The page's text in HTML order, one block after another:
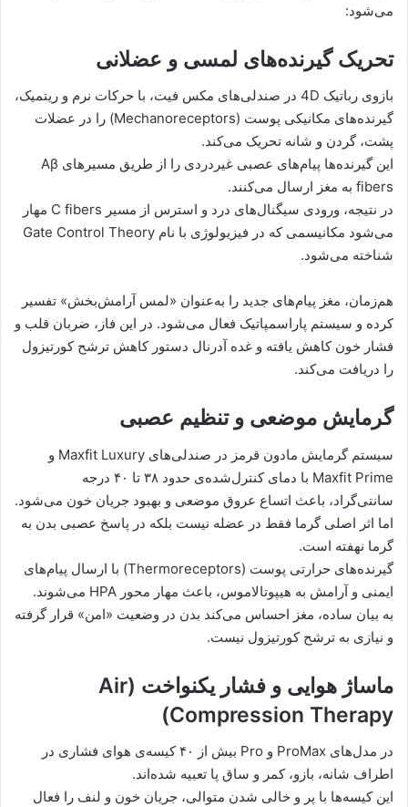
می‌شود:
تحریک گیرنده‌های لمسی و عضلانی
بازوی رباتیک 4D در صندلی‌های مکس فیت، با حرکات نرم و ریتمیک،
گیرنده‌های مکانیکی پوست (Mechanoreceptors) را در عضلات
پشت، گردن و شانه تحریک می‌کند.
این گیرنده‌ها پیام‌های عصبی غیر‌دردی را از طریق مسیرهای Aβ
fibers به مغز ارسال می‌کنند.
در نتیجه، ورودی سیگنال‌های درد و استرس از مسیر C fibers مهار
می‌شود مکانیسمی که در فیزیولوژی با نام Gate Control Theory
شناخته می‌شود.
هم‌زمان، مغز پیام‌های جدید را به‌عنوان «لمس آرامش‌بخش» تفسیر
کرده و سیستم پاراسمپاتیک فعال می‌شود. در این فاز، ضربان قلب و
فشار خون کاهش یافته و غده آدرنال دستور کاهش ترشح کورتیزول
را دریافت می‌کند.
گرمایش موضعی و تنظیم عصبی
سیستم گرمایش مادون قرمز در صندلی‌های Maxfit Luxury و
Maxfit Prime با دمای کنترل‌شده‌ی حدود ۳۸ تا ۴۰ درجه
سانتی‌گراد، باعث اتساع عروق موضعی و بهبود جریان خون می‌شود.
اما اثر اصلی گرما فقط در عضله نیست بلکه در پاسخ عصبی بدن به
گرما نهفته است.
گیرنده‌های حرارتی پوست (Thermoreceptors) با ارسال پیام‌های
ایمنی و آرامش به هیپوتالاموس، باعث مهار محور HPA می‌شوند.
به بیان ساده، مغز احساس می‌کند بدن در وضعیت «امن» قرار گرفته
و نیازی به ترشح کورتیزول نیست.
ماساژ هوایی و فشار یکنواخت (Air
Compression Therapy)
در مدل‌های ProMax و Pro بیش از ۴۰ کیسه‌ی هوای فشاری در
اطراف شانه، بازو، کمر و ساق پا تعبیه شده‌اند.
این کیسه‌ها با پر و خالی شدن متوالی، جریان خون و لنف را فعال